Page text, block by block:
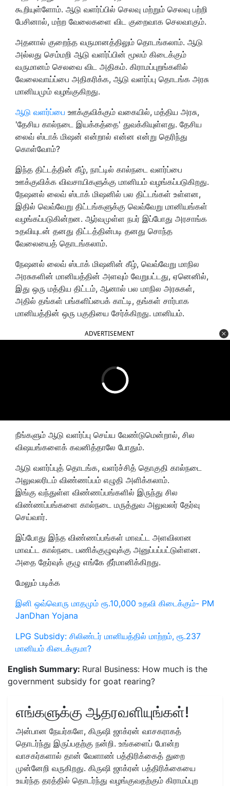
கூறியுள்ளோம். ஆடு வளர்ப்பில் செலவு மற்றும் செலவு பற்றி
பேசினால், மற்ற வேலைகளை விட குறைவாக செலவாகும்.
அதனால் குறைந்த வருமானத்திலும் தொடங்கலாம். ஆடு
அல்லது செம்மறி ஆடு வளர்ப்பின் மூலம் கிடைக்கும்
வருமானம் செலவை விட அதிகம். கிராமப்புறங்களில்
வேலைவாய்ப்பை அதிகரிக்க, ஆடு வளர்ப்பு தொடங்க அரசு
மானியமும் வழங்குகிறது.
ஆடு வளர்ப்பை ஊக்குவிக்கும் வகையில், மத்திய அரசு,
'தேசிய கால்நடை இயக்கத்தை' துவக்கியுள்ளது. தேசிய
லைவ் ஸ்டாக் மிஷன் என்றால் என்ன என்று தெரிந்து
கொள்வோம்?
இந்த திட்டத்தின் கீழ், நாட்டில் கால்நடை வளர்ப்பை
ஊக்குவிக்க விவசாயிகளுக்கு மானியம் வழங்கப்படுகிறது.
நேஷனல் லைவ் ஸ்டாக் மிஷனில் பல திட்டங்கள் உள்ளன,
இதில் வெவ்வேறு திட்டங்களுக்கு வெவ்வேறு மானியங்கள்
வழங்கப்படுகின்றன. ஆர்வமுள்ள நபர் இப்போது அரசாங்க
உதவியுடன் தனது திட்டத்தின்படி தனது சொந்த
வேலையைத் தொடங்கலாம்.
நேஷனல் லைவ் ஸ்டாக் மிஷனின் கீழ், வெவ்வேறு மாநில
அரசுகளின் மானியத்தின் அளவும் வேறுபட்டது, ஏனெனில்,
இது ஒரு மத்திய திட்டம், ஆனால் பல மாநில அரசுகள்,
அதில் தங்கள் பங்களிப்பைக் காட்டி, தங்கள் சார்பாக
மானியத்தின் ஒரு பகுதியை சேர்க்கிறது. மானியம்.
ADVERTISEMENT
நீங்களும் ஆடு வளர்ப்பு செய்ய வேண்டுமென்றால், சில
விஷயங்களைக் கவனித்தாலே போதும்.
ஆடு வளர்ப்புத் தொடங்க, வளர்ச்சித் தொகுதி கால்நடை
அலுவலரிடம் விண்ணப்பம் எழுதி அளிக்கலாம்.
இங்கு வந்துள்ள விண்ணப்பங்களில் இருந்து சில
விண்ணப்பங்களை கால்நடை மருத்துவ அலுவலர் தேர்வு
செய்வார்.
இப்போது இந்த விண்ணப்பங்கள் மாவட்ட அளவிலான
மாவட்ட கால்நடை பணிக்குழுவுக்கு அனுப்பப்பட்டுள்ளன.
அதை தேர்வுக் குழு எங்கே தீர்மானிக்கிறது.
மேலும் படிக்க
இனி ஒவ்வொரு மாதமும் ரூ.10,000 உதவி கிடைக்கும்- PM
JanDhan Yojana
LPG Subsidy: சிலிண்டர் மானியத்தில் மாற்றம், ரூ.237
மானியம் கிடைக்குமா?
English Summary: Rural Business: How much is the
government subsidy for goat rearing?
எங்களுக்கு ஆதரவளியுங்கள்!
அன்பான நேயர்களே, கிருஷி ஜாக்ரன் வாசகராகத்
தொடர்ந்து இருப்பதற்கு நன்றி. உங்களைப் போன்ற
வாசகர்களால் தான் வேளாண் பத்திரிக்கைத் துறை
முன்னேறி வருகிறது. கிருஷி ஜாக்ரன் பத்திரிக்கையை
உயர்ந்த தரத்தில் தொடர்ந்து வழங்குவதற்கும் கிராமப்புற